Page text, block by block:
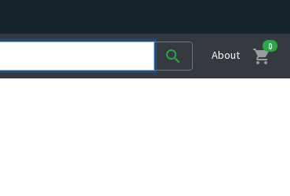
search About shopping_cart
0